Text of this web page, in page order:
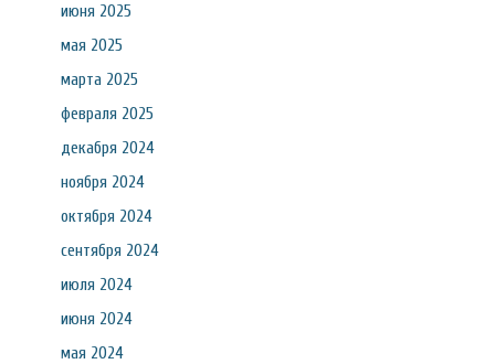
июня 2025
мая 2025
марта 2025
февраля 2025
декабря 2024
ноября 2024
октября 2024
сентября 2024
июля 2024
июня 2024
мая 2024